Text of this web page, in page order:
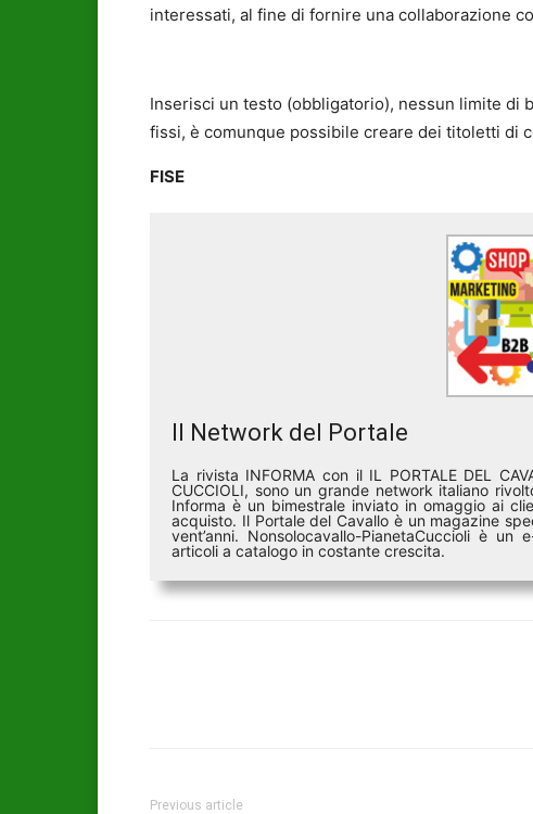
interessati, al fine di fornire una collaborazione
Inserisci un testo (obbligatorio), nessun limite di
fissi, è comunque possibile creare dei titoletti di
FISE
Il Network del Portale
La rivista INFORMA con il IL PORTALE DEL
CUCCIOLI, sono un grande network italiano
Informa è un bimestrale inviato in omaggio ai
acquisto. Il Portale del Cavallo è un magazine
vent’anni. Nonsolocavallo-PianetaCuccioli è
articoli a catalogo in costante crescita.
Previous article